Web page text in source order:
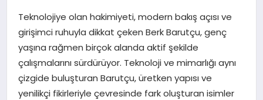
SPOR
TEKNOLOJI
YAŞAM
Teknolojiye olan hakimiyeti, modern bakış açısı ve
girişimci ruhuyla dikkat çeken Berk Barutçu, genç
yaşına rağmen birçok alanda aktif şekilde
çalışmalarını sürdürüyor. Teknoloji ve mimarlığı aynı
çizgide buluşturan Barutçu, üretken yapısı ve
yenilikçi fikirleriyle çevresinde fark oluşturan isimler